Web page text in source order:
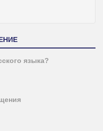
языка?